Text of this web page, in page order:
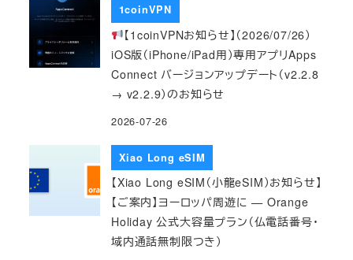
1coinVPN
【1coinVPNお知らせ】（2026/07/26）
iOS版（iPhone/iPad用）専用アプリApps
Connect バージョンアップデート（v2.2.8
→ v2.2.9）のお知らせ
2026-07-26
Xiao Long eSIM
【Xiao Long eSIM（小龍eSIM）お知らせ】
【ご案内】ヨーロッパ周遊に — Orange
Holiday 公式大容量プラン（仏電話番号・
域内通話無制限つき）